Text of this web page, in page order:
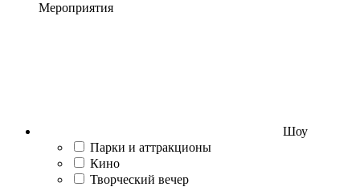
Мероприятия
Шоу
Парки и аттракционы
Кино
Творческий вечер